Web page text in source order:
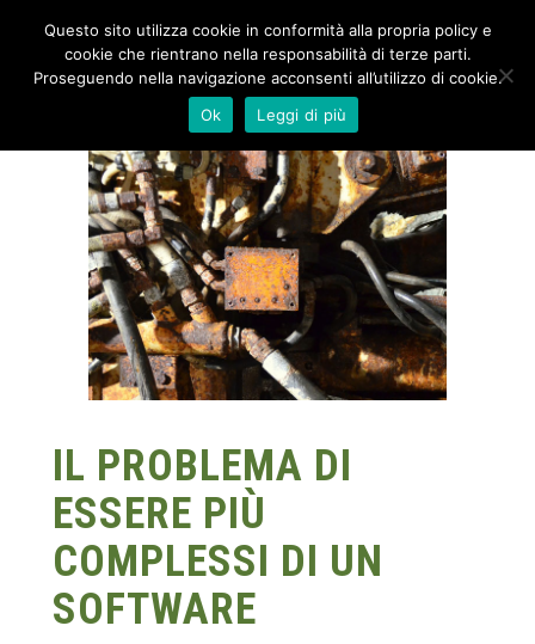
IL PROBLEMA DI
ESSERE PIÙ
COMPLESSI DI UN
SOFTWARE
Questo sito utilizza cookie in conformità alla propria policy e
cookie che rientrano nella responsabilità di terze parti.
Proseguendo nella navigazione acconsenti all’utilizzo di cookie.
Ok
Leggi di più